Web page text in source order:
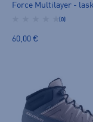
(0)
60,00 €